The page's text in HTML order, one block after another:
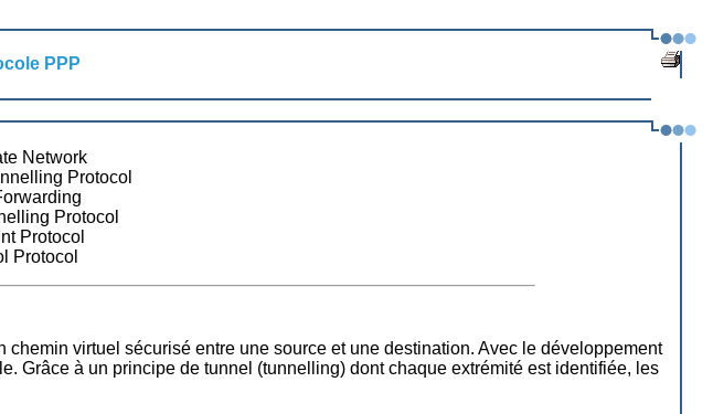
PPP
Network
Protocol
Protocol
Protocol
Protocol
virtuel sécurisé entre une source et une destination. Avec le développement
Grâce à un principe de tunnel (tunnelling) dont chaque extrémité est identifiée, les